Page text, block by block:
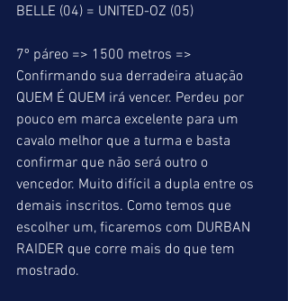
BELLE (04) = UNITED-OZ (05)
7º páreo => 1500 metros =>
Confirmando sua derradeira atuação
QUEM É QUEM irá vencer. Perdeu por
pouco em marca excelente para um
cavalo melhor que a turma e basta
confirmar que não será outro o
vencedor. Muito difícil a dupla entre os
demais inscritos. Como temos que
escolher um, ficaremos com DURBAN
RAIDER que corre mais do que tem
mostrado.